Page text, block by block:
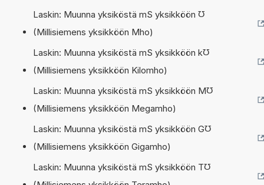
Laskin: Muunna yksiköstä mS yksikköön ℧
(Millisiemens yksikköön Mho)
Laskin: Muunna yksiköstä mS yksikköön k℧
(Millisiemens yksikköön Kilomho)
Laskin: Muunna yksiköstä mS yksikköön M℧
(Millisiemens yksikköön Megamho)
Laskin: Muunna yksiköstä mS yksikköön G℧
(Millisiemens yksikköön Gigamho)
Laskin: Muunna yksiköstä mS yksikköön T℧